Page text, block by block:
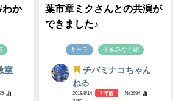
か
室
葉市章ミクさんとの共演が
できました♪
キャラ 千葉みなと駅
チバミナコちゃん
ねる
2018/8/14 7 年前
- №3694